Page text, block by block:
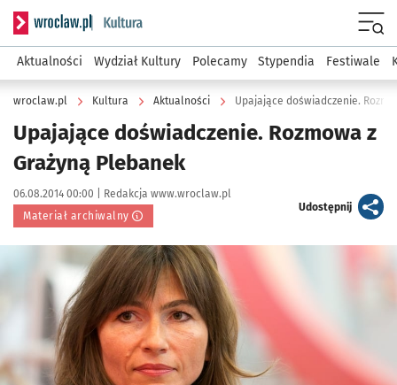
Serwis informacyjny wroclaw.pl podserwis: Kultura
Aktualności Wydział Kultury Polecamy Stypendia Festiwale
wroclaw.pl Kultura Aktualności Upajające doświadczenie.
Upajające doświadczenie. Rozmowa z
Grażyną Plebanek
Data publikacji:
06.08.2014 00:00 | Autor:
Redakcja www.wroclaw.pl
Materiał archiwalny
Udostępnijartykuł
Kliknij, aby powiększyć